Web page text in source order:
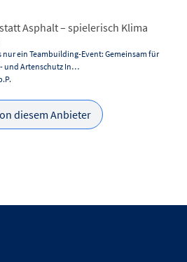
Asphalt – spielerisch Klima
nur ein Teambuilding-Event: Gemeinsam für
und Artenschutz In…
diesem Anbieter